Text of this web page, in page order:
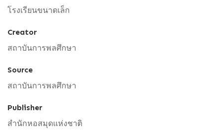
โรงเรียนขนาดเล็ก
Creator
สถาบันการพลศึกษา
Source
สถาบันการพลศึกษา
Publisher
สำนักหอสมุดแห่งชาติ